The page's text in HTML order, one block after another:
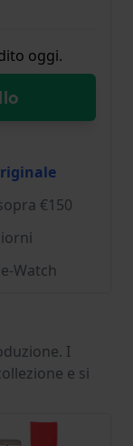
oggi.
€150
Watch
I
e si